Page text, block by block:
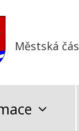
Městská